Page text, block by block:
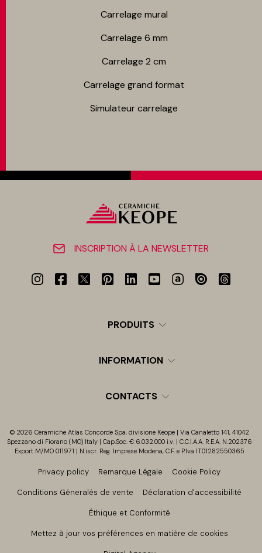
Carrelage mur​al
Carrelage 6 mm
Carrelage 2 cm
Carrelage grand format
Simulateur carrelage
INSCRIPTION À LA NEWSLETTER
PRODUITS
INFORMATION
CONTACTS
© 2026 Ceramiche Atlas Concorde Spa, divisione Keope | Via Canaletto 141, 41042
Spezzano di Fiorano (MO) Italy | Cap.Soc. € 6.032.000 i.v. | C.C.I.A.A. R.E.A. N.202376
Export M/MO 011971 | N.iscr. Reg. Imprese Modena, C.F. e P.Iva IT01282550365
Privacy policy Remarque Légale Cookie Policy
Conditions Géneralés de vente Déclaration d'accessibilité
Éthique et Conformité
Mettez à jour vos préférences en matière de cookies